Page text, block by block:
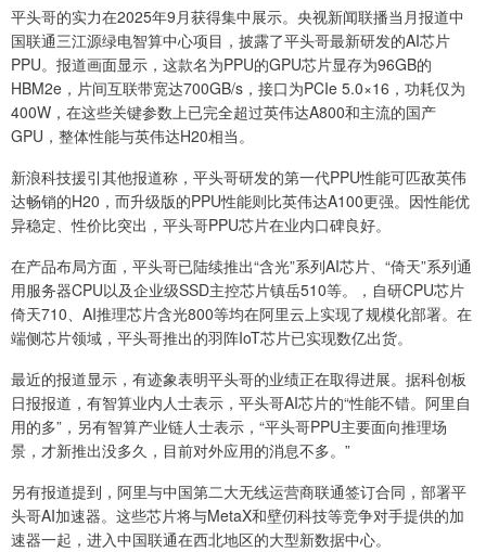
平头哥的实力在2025年9月获得集中展示。央视新闻联播当月报道中
国联通三江源绿电智算中心项目，披露了平头哥最新研发的AI芯片
PPU。报道画面显示，这款名为PPU的GPU芯片显存为96GB的
HBM2e，片间互联带宽达700GB/s，接口为PCIe 5.0×16，功耗仅为
400W，在这些关键参数上已完全超过英伟达A800和主流的国产
GPU，整体性能与英伟达H20相当。
新浪科技援引其他报道称，平头哥研发的第一代PPU性能可匹敌英伟
达畅销的H20，而升级版的PPU性能则比英伟达A100更强。因性能优
异稳定、性价比突出，平头哥PPU芯片在业内口碑良好。
在产品布局方面，平头哥已陆续推出“含光”系列AI芯片、“倚天”系列通
用服务器CPU以及企业级SSD主控芯片镇岳510等。，自研CPU芯片
倚天710、AI推理芯片含光800等均在阿里云上实现了规模化部署。在
端侧芯片领域，平头哥推出的羽阵IoT芯片已实现数亿出货。
最近的报道显示，有迹象表明平头哥的业绩正在取得进展。据科创板
日报报道，有智算业内人士表示，平头哥AI芯片的“性能不错。阿里自
用的多”，另有智算产业链人士表示，“平头哥PPU主要面向推理场
景，才新推出没多久，目前对外应用的消息不多。”
另有报道提到，阿里与中国第二大无线运营商联通签订合同，部署平
头哥AI加速器。这些芯片将与MetaX和壁仞科技等竞争对手提供的加
速器一起，进入中国联通在西北地区的大型新数据中心。